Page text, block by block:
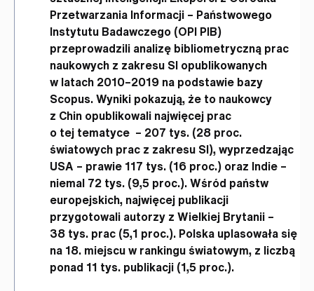
Przetwarzania Informacji – Państwowego
Instytutu Badawczego (OPI PIB)
przeprowadzili analizę bibliometryczną prac
naukowych z zakresu SI opublikowanych
w latach 2010–2019 na podstawie bazy
Scopus. Wyniki pokazują, że to naukowcy
z Chin opublikowali najwięcej prac
o tej tematyce – 207 tys. (28 proc.
światowych prac z zakresu SI), wyprzedzając
USA – prawie 117 tys. (16 proc.) oraz Indie –
niemal 72 tys. (9,5 proc.). Wśród państw
europejskich, najwięcej publikacji
przygotowali autorzy z Wielkiej Brytanii –
38 tys. prac (5,1 proc.). Polska uplasowała się
na 18. miejscu w rankingu światowym, z liczbą
ponad 11 tys. publikacji (1,5 proc.).